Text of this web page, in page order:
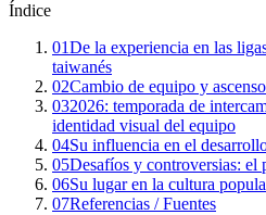
Índice
01De la experiencia en las
taiwanés
02Cambio de equipo y
032026: temporada de
identidad visual del equipo
04Su influencia en el
05Desafíos y controversias: el
06Su lugar en la cultura
07Referencias / Fuentes